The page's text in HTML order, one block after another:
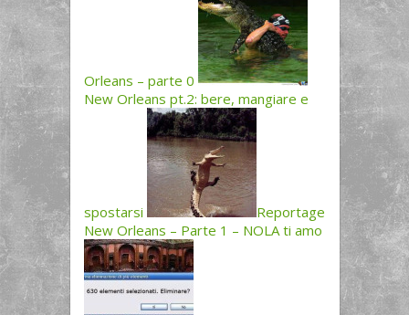
Orleans – parte 0
New Orleans pt.2: bere, mangiare e
spostarsi
Reportage
New Orleans – Parte 1 – NOLA ti amo